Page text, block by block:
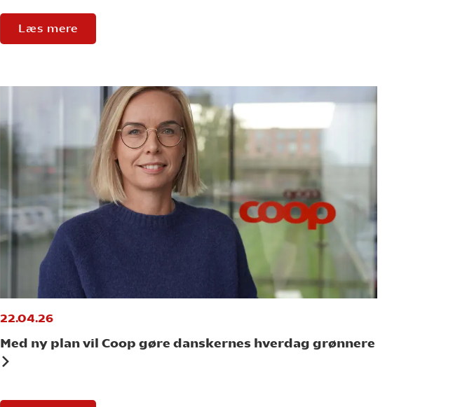
Læs mere
22.04.26
Med ny plan vil Coop gøre danskernes hverdag grønnere